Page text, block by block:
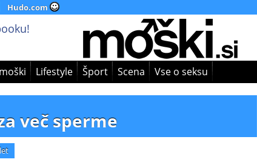
Hudo.com
Lifestyle Šport Scena Vse o seksu
več sperme